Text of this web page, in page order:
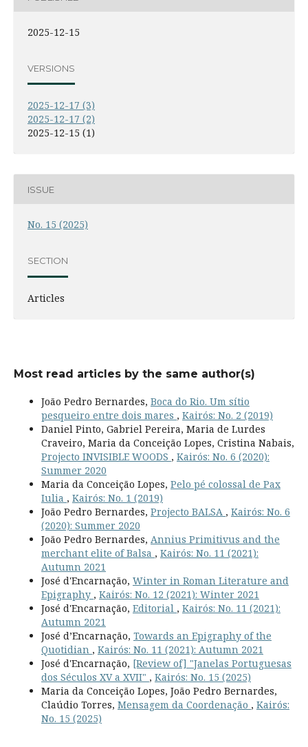
2025-12-15
VERSIONS
2025-12-17 (3)
2025-12-17 (2)
2025-12-15 (1)
ISSUE
No. 15 (2025)
SECTION
Articles
Most read articles by the same author(s)
João Pedro Bernardes, Boca do Rio. Um sítio
pesqueiro entre dois mares , Kairós: No. 2 (2019)
Daniel Pinto, Gabriel Pereira, Maria de Lurdes
Craveiro, Maria da Conceição Lopes, Cristina Nabais,
Projecto INVISIBLE WOODS , Kairós: No. 6 (2020):
Summer 2020
Maria da Conceição Lopes, Pelo pé colossal de Pax
Iulia , Kairós: No. 1 (2019)
João Pedro Bernardes, Projecto BALSA , Kairós: No. 6
(2020): Summer 2020
João Pedro Bernardes, Annius Primitivus and the
merchant elite of Balsa , Kairós: No. 11 (2021):
Autumn 2021
José d'Encarnação, Winter in Roman Literature and
Epigraphy , Kairós: No. 12 (2021): Winter 2021
José d'Encarnação, Editorial , Kairós: No. 11 (2021):
Autumn 2021
José d’Encarnação, Towards an Epigraphy of the
Quotidian , Kairós: No. 11 (2021): Autumn 2021
José d'Encarnação, [Review of] "Janelas Portuguesas
dos Séculos XV a XVII" , Kairós: No. 15 (2025)
Maria da Conceição Lopes, João Pedro Bernardes,
Claúdio Torres, Mensagem da Coordenação , Kairós:
No. 15 (2025)